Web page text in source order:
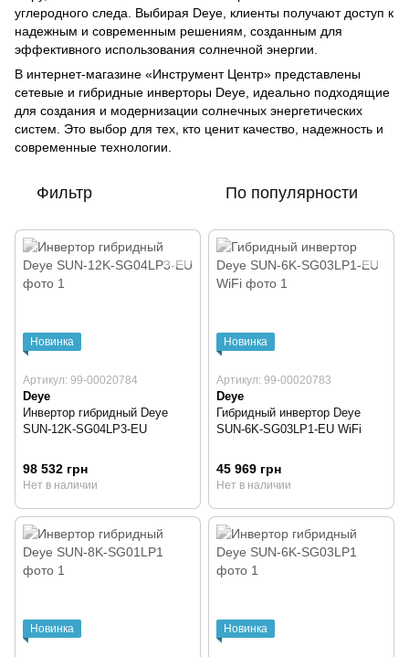
углеродного следа. Выбирая Deye, клиенты получают доступ к
надежным и современным решениям, созданным для
эффективного использования солнечной энергии.
В интернет-магазине «Инструмент Центр» представлены
сетевые и гибридные инверторы Deye, идеально подходящие
для создания и модернизации солнечных энергетических
систем. Это выбор для тех, кто ценит качество, надежность и
современные технологии.
Фильтр По популярности
Новинка
Артикул: 99-00020784
Deye
Инвертор гибридный Deye
SUN-12K-SG04LP3-EU
98 532 грн
Нет в наличии
Новинка
Артикул: 99-00020783
Deye
Гибридный инвертор Deye
SUN-6K-SG03LP1-EU WiFi
45 969 грн
Нет в наличии
Новинка Новинка